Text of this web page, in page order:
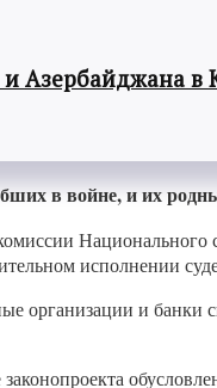
в
в войне, и их
исполнении
и банки